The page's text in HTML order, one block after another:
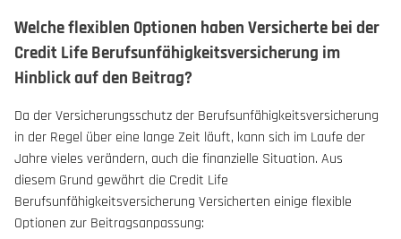
Welche flexiblen Optionen haben Versicherte bei der
Credit Life Berufsunfähigkeitsversicherung im
Hinblick auf den Beitrag?
Da der Versicherungsschutz der Berufsunfähigkeitsversicherung
in der Regel über eine lange Zeit läuft, kann sich im Laufe der
Jahre vieles verändern, auch die finanzielle Situation. Aus
diesem Grund gewährt die Credit Life
Berufsunfähigkeitsversicherung Versicherten einige flexible
Optionen zur Beitragsanpassung: